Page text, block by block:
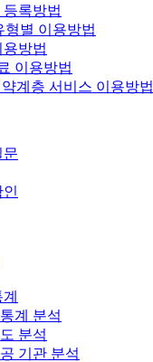
록방법
형별 이용방법
방법
이용방법
계층 서비스 이용방법
문
계 분석
분석
기관 분석